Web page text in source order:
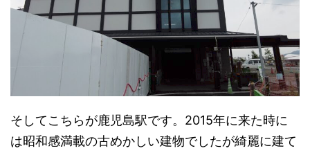
そしてこちらが鹿児島駅です。2015年に来た時に
は昭和感満載の古めかしい建物でしたが綺麗に建て